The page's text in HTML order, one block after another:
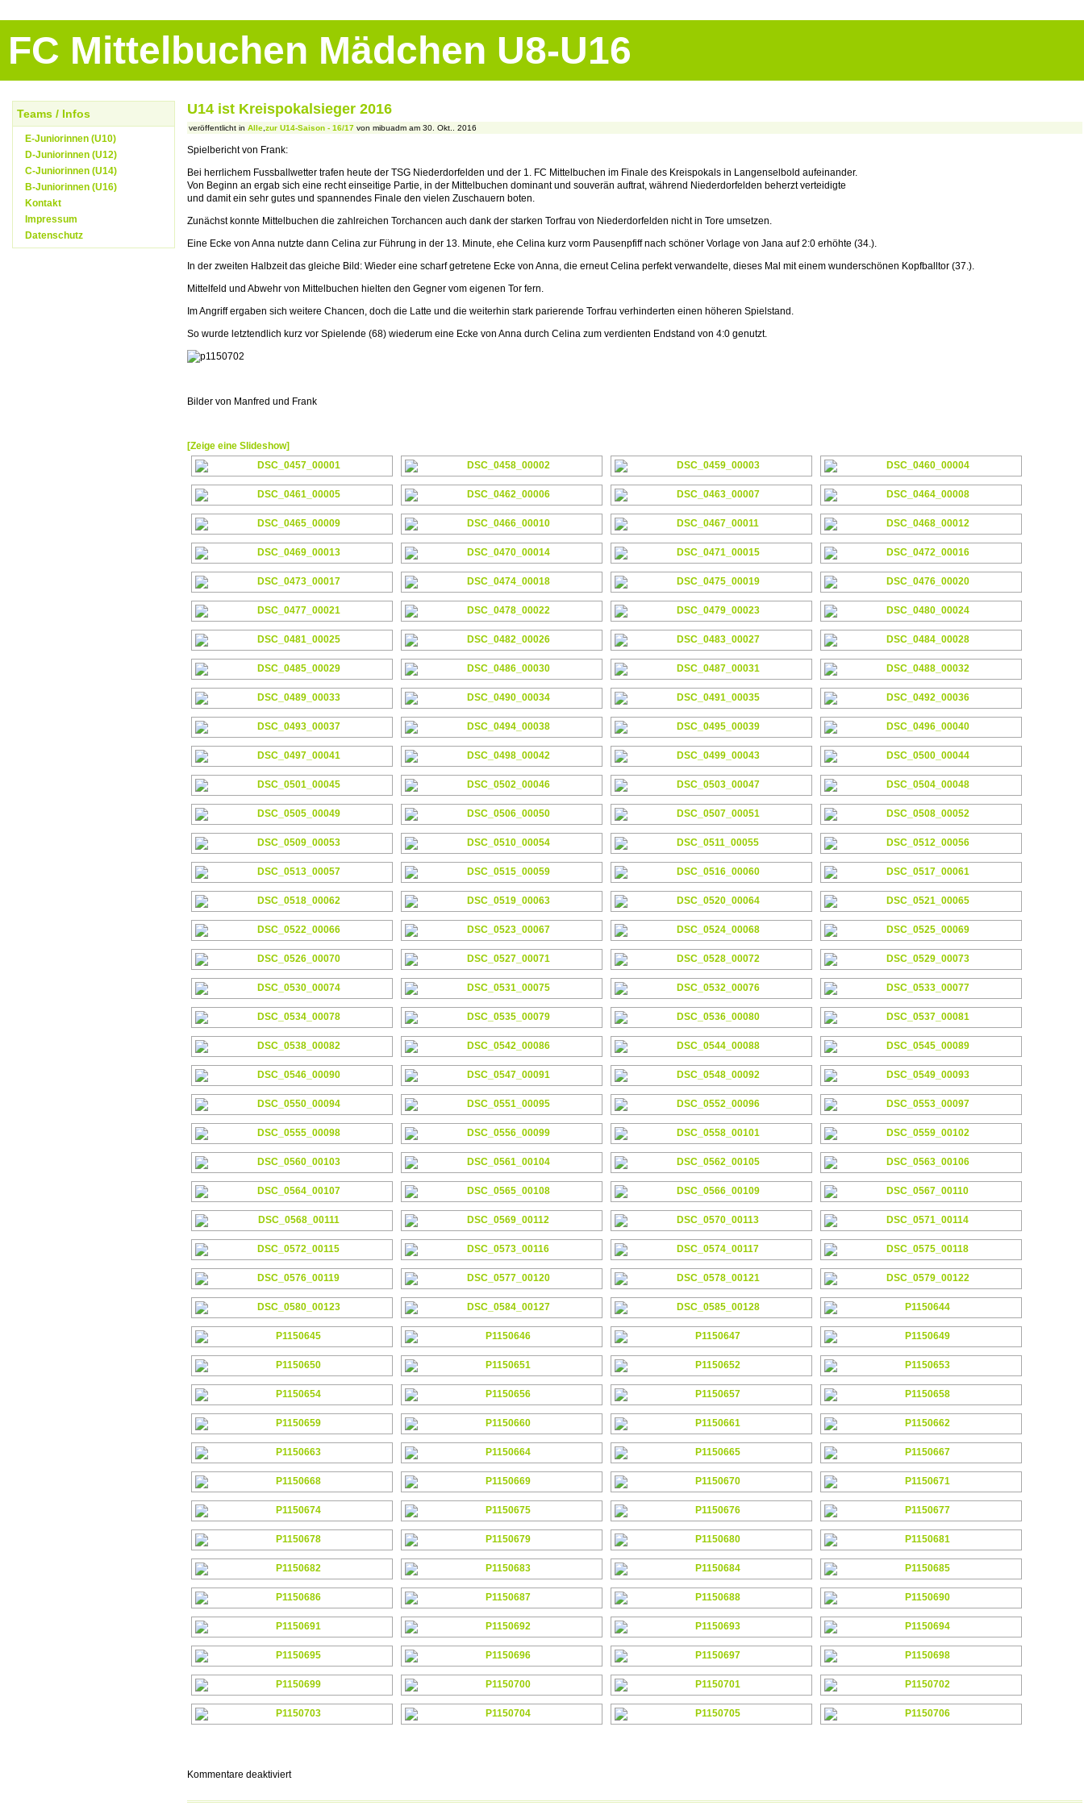
FC Mittelbuchen Mädchen U8-U16
Teams / Infos
E-Juniorinnen (U10)
D-Juniorinnen (U12)
C-Juniorinnen (U14)
B-Juniorinnen (U16)
Kontakt
Impressum
Datenschutz
U14 ist Kreispokalsieger 2016
veröffentlicht in Alle zur U14-Saison - 16/17 von mibuadm am 30. Okt.. 2016
Spielbericht von Frank:
Bei herrlichem Fussballwetter trafen heute der TSG Niederdorfelden und der 1. FC Mittelbuchen im Finale des Kreispokals in Langenselbold aufeinander.
Von Beginn an ergab sich eine recht einseitige Partie, in der Mittelbuchen dominant und souverän auftrat, während Niederdorfelden beherzt verteidigte
und damit ein sehr gutes und spannendes Finale den vielen Zuschauern boten.
Zunächst konnte Mittelbuchen die zahlreichen Torchancen auch dank der starken Torfrau von Niederdorfelden nicht in Tore umsetzen.
Eine Ecke von Anna nutzte dann Celina zur Führung in der 13. Minute, ehe Celina kurz vorm Pausenpfiff nach schöner Vorlage von Jana auf 2:0 erhöhte (34.).
In der zweiten Halbzeit das gleiche Bild: Wieder eine scharf getretene Ecke von Anna, die erneut Celina perfekt verwandelte, dieses Mal mit einem wunderschönen Kopfballtor (37.).
Mittelfeld und Abwehr von Mittelbuchen hielten den Gegner vom eigenen Tor fern.
Im Angriff ergaben sich weitere Chancen, doch die Latte und die weiterhin stark parierende Torfrau verhinderten einen höheren Spielstand.
So wurde letztendlich kurz vor Spielende (68) wiederum eine Ecke von Anna durch Celina zum verdienten Endstand von 4:0 genutzt.
Bilder von Manfred und Frank
[Zeige eine Slideshow]
Kommentare deaktiviertfür